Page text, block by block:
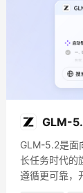
GLM-
GLM-5.2是面
长任务时代的
遵循更可靠，